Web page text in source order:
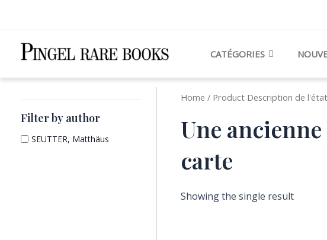
CATÉGORIES
Filter by author
SEUTTER, Matthäus
Home / Product Description de
Une
carte
Showing the single result